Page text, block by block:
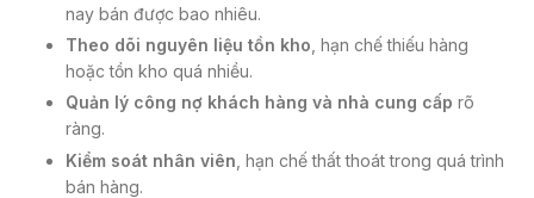
nay bán được bao nhiêu.
Theo dõi nguyên liệu tồn kho , hạn chế thiếu hàng
hoặc tồn kho quá nhiều.
Quản lý công nợ khách hàng và nhà cung cấp rõ
ràng.
Kiểm soát nhân viên , hạn chế thất thoát trong quá trình
bán hàng.